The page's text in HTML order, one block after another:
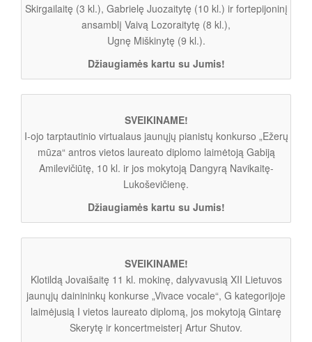
Skirgailaitę (3 kl.), Gabrielę Juozaitytę (10 kl.) ir fortepijoninį
ansamblį Vaivą Lozoraitytę (8 kl.),
Ugnę Miškinytę (9 kl.).
Džiaugiamės kartu su Jumis!
SVEIKINAME!
I-ojo tarptautinio virtualaus jaunųjų pianistų konkurso „Ežerų
mūza“ antros vietos laureato diplomo laimėtoją Gabiją
Amilevičiūtę, 10 kl. ir jos mokytoją Dangyrą Navikaitę-
Lukoševičienę.
Džiaugiamės kartu su Jumis!
SVEIKINAME!
Klotildą Jovaišaitę 11 kl. mokinę, dalyvavusią XII Lietuvos
jaunųjų dainininkų konkurse „Vivace vocale“, G kategorijoje
laimėjusią I vietos laureato diplomą, jos mokytoją Gintarę
Skerytę ir koncertmeisterį Artur Shutov.